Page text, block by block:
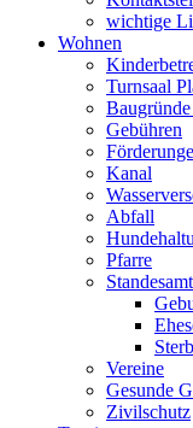
wichtige
Wohnen
Turnsaal
Gebühren
Kanal
Abfall
Pfarre
Vereine
Gesunde
Zivilschutz